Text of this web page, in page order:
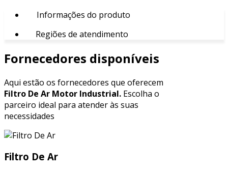
Informações do produto
Regiões de atendimento
Fornecedores disponíveis
Aqui estão os fornecedores que oferecem
Filtro De Ar Motor Industrial. Escolha o
parceiro ideal para atender às suas
necessidades
Filtro De Ar